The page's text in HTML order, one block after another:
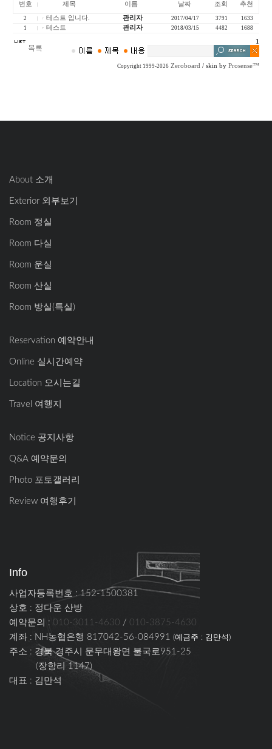
번호
제목 이름 날짜 조회 추천
2 테스트 입니다. 관리자 2017/04/17 3791
1633
1
테스트 관리자 2018/03/15 4482 1688
1
Copyright 1999-2026 Zeroboard / skin by Prosense™
About 소개
Exterior 외부보기
Room 정실
Room 다실
Room 운실
Room 산실
Room 방실(특실)
Reservation 예약안내
Online 실시간예약
Location 오시는길
Travel 여행지
Notice 공지사항
Q&A 예약문의
Photo 포토갤러리
Review 여행후기
Info
사업자등록번호 : 152-1500381
상호 : 정다운 산방
예약문의 : 010-3011-4630 / 010-3875-4630
계좌 : NH농협은행 817042-56-084991 (예금주 : 김만석)
주소 : 경북 경주시 문무대왕면 불국로951-25
(장항리 1147)
대표 : 김만석